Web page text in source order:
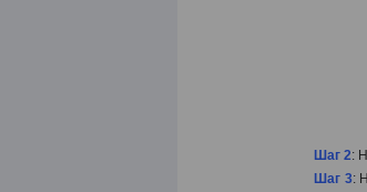
Шаг 2:
Шаг 3: